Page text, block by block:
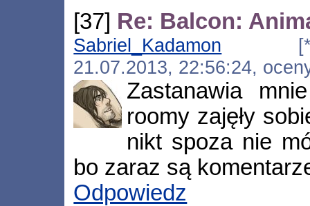
[37] Re: Balcon:
Sabriel_Kadamon
21.07.2013, 22:56:24,
Zastanawia
roomy zajęły
nikt spoza nie
bo zaraz są
Odpowiedz